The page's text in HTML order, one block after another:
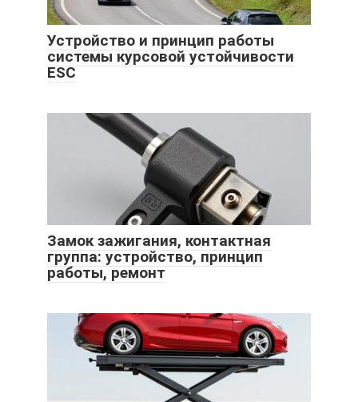
Устройство и принцип работы
системы курсовой устойчивости
ESC
Замок зажигания, контактная
группа: устройство, принцип
работы, ремонт